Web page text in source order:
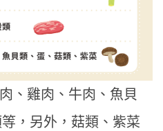
、雞肉、牛肉、魚貝
，另外，菇類、紫菜